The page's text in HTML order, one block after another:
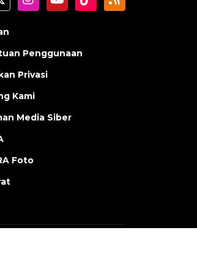
Penggunaan
Privasi
Kami
Media Siber
Foto